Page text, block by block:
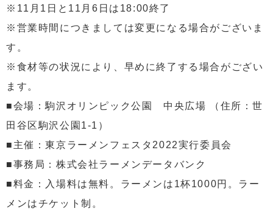
※11月1日と11月6日は18:00終了
※営業時間につきましては変更になる場合がございま
す。
※食材等の状況により、早めに終了する場合がござい
ます。
■会場：駒沢オリンピック公園 中央広場 （住所：世
田谷区駒沢公園1-1）
■主催：東京ラーメンフェスタ2022実行委員会
■事務局：株式会社ラーメンデータバンク
■料金：入場料は無料。ラーメンは1杯1000円。ラー
メンはチケット制。